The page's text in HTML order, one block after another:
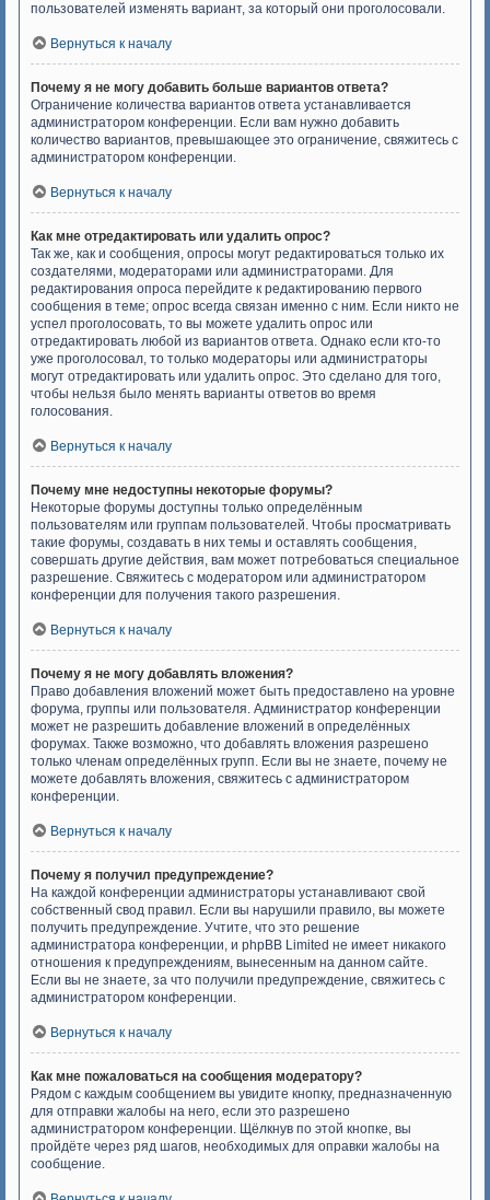
пользователей изменять вариант, за который они проголосовали.
Вернуться к началу
Почему я не могу добавить больше вариантов ответа?
Ограничение количества вариантов ответа устанавливается
администратором конференции. Если вам нужно добавить
количество вариантов, превышающее это ограничение, свяжитесь с
администратором конференции.
Вернуться к началу
Как мне отредактировать или удалить опрос?
Так же, как и сообщения, опросы могут редактироваться только их
создателями, модераторами или администраторами. Для
редактирования опроса перейдите к редактированию первого
сообщения в теме; опрос всегда связан именно с ним. Если никто не
успел проголосовать, то вы можете удалить опрос или
отредактировать любой из вариантов ответа. Однако если кто-то
уже проголосовал, то только модераторы или администраторы
могут отредактировать или удалить опрос. Это сделано для того,
чтобы нельзя было менять варианты ответов во время
голосования.
Вернуться к началу
Почему мне недоступны некоторые форумы?
Некоторые форумы доступны только определённым
пользователям или группам пользователей. Чтобы просматривать
такие форумы, создавать в них темы и оставлять сообщения,
совершать другие действия, вам может потребоваться специальное
разрешение. Свяжитесь с модератором или администратором
конференции для получения такого разрешения.
Вернуться к началу
Почему я не могу добавлять вложения?
Право добавления вложений может быть предоставлено на уровне
форума, группы или пользователя. Администратор конференции
может не разрешить добавление вложений в определённых
форумах. Также возможно, что добавлять вложения разрешено
только членам определённых групп. Если вы не знаете, почему не
можете добавлять вложения, свяжитесь с администратором
конференции.
Вернуться к началу
Почему я получил предупреждение?
На каждой конференции администраторы устанавливают свой
собственный свод правил. Если вы нарушили правило, вы можете
получить предупреждение. Учтите, что это решение
администратора конференции, и phpBB Limited не имеет никакого
отношения к предупреждениям, вынесенным на данном сайте.
Если вы не знаете, за что получили предупреждение, свяжитесь с
администратором конференции.
Вернуться к началу
Как мне пожаловаться на сообщения модератору?
Рядом с каждым сообщением вы увидите кнопку, предназначенную
для отправки жалобы на него, если это разрешено
администратором конференции. Щёлкнув по этой кнопке, вы
пройдёте через ряд шагов, необходимых для оправки жалобы на
сообщение.